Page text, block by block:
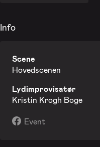
Info
Scene
Hovedscenen
Lydimprovisatør
Kristin Krogh Boge
Event